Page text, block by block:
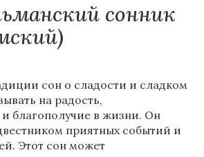
сонник
сон о сладости и сладком
на радость,
благополучие в жизни. Он
приятных событий и
Этот сон может